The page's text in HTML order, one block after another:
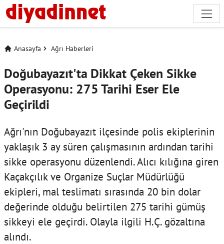
Anasayfa Ağrı Haberleri
Doğubayazıt'ta Dikkat Çeken Sikke
Operasyonu: 275 Tarihi Eser Ele
Geçirildi
Ağrı'nın Doğubayazıt ilçesinde polis ekiplerinin
yaklaşık 3 ay süren çalışmasının ardından tarihi
sikke operasyonu düzenlendi. Alıcı kılığına giren
Kaçakçılık ve Organize Suçlar Müdürlüğü
ekipleri, mal teslimatı sırasında 20 bin dolar
değerinde olduğu belirtilen 275 tarihi gümüş
sikkeyi ele geçirdi. Olayla ilgili H.Ç. gözaltına
alındı.